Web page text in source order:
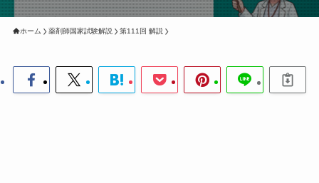
ホーム 薬剤師国家試験解説 第111回 解説